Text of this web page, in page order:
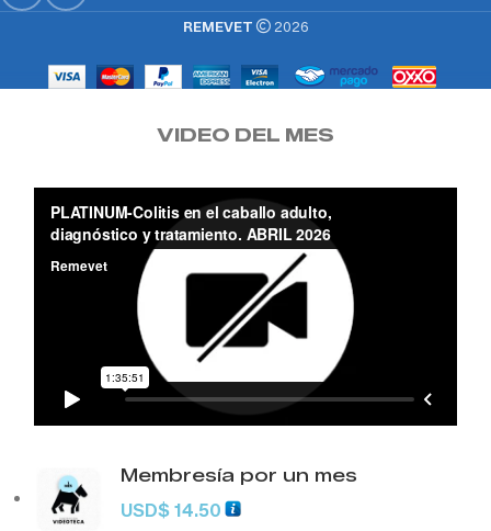
REMEVET 2026
VIDEO DEL MES
Membresía por un mes
USD$ 14.50